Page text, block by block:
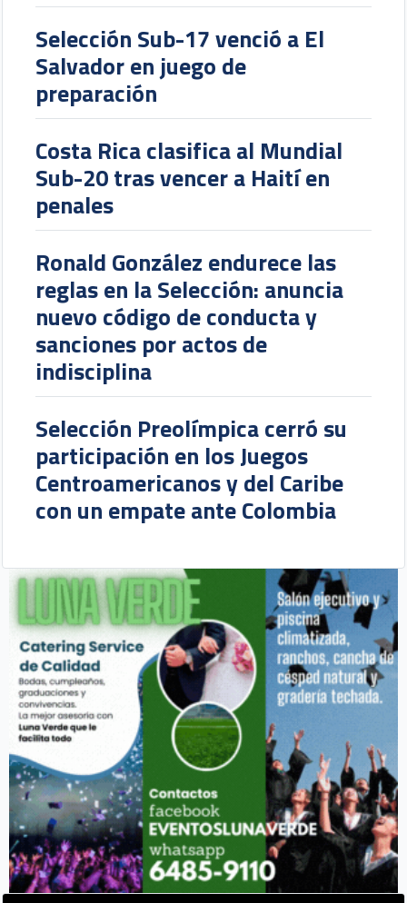
Selección Sub-17 venció a El
Salvador en juego de
preparación
Costa Rica clasifica al Mundial
Sub-20 tras vencer a Haití en
penales
Ronald González endurece las
reglas en la Selección: anuncia
nuevo código de conducta y
sanciones por actos de
indisciplina
Selección Preolímpica cerró su
participación en los Juegos
Centroamericanos y del Caribe
con un empate ante Colombia